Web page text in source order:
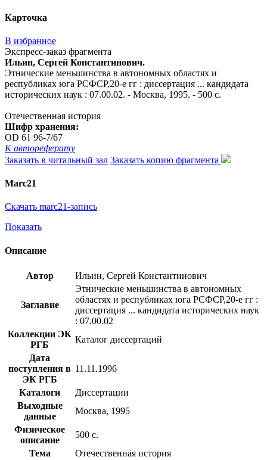
Карточка
В избранное
Экспресс-заказ фрагмента
Ильин, Сергей Константинович.
Этнические меньшинства в автономных областях и
республиках юга РСФСР,20-е гг : диссертация ... кандидата
исторических наук : 07.00.02. - Москва, 1995. - 500 с.
Отечественная история
Шифр хранения:
OD 61 96-7/67
К автореферату
Заказать в читальный зал Заказать копию фрагмента
Marc21
Скачать marc21-запись
Показать
Описание
Автор Ильин, Сергей Константинович
Заглавие
Этнические меньшинства в автономных
областях и республиках юга РСФСР,20-е гг :
диссертация ... кандидата исторических наук
: 07.00.02
Коллекции ЭК
РГБ
Каталог диссертаций
Дата
поступления в
ЭК РГБ
11.11.1996
Каталоги
Диссертации
Выходные
данные
Москва, 1995
Физическое
описание
500 с.
Тема
Отечественная история